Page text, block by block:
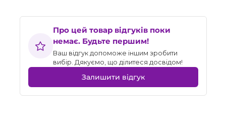
Про цей товар відгуків поки
немає. Будьте першим!
Ваш відгук допоможе іншим зробити
вибір. Дякуємо, що ділитеся досвідом!
Залишити відгук